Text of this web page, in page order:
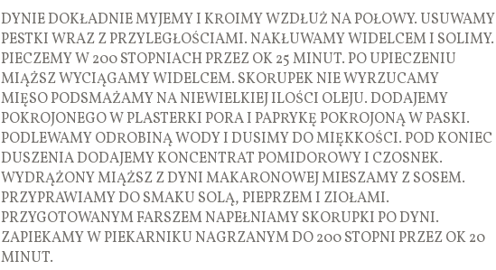
DYNIE DOKŁADNIE MYJEMY I KROIMY WZDŁUŻ NA POŁOWY. USUWAMY
PESTKI WRAZ Z PRZYLEGŁOŚCIAMI. NAKŁUWAMY WIDELCEM I SOLIMY.
PIECZEMY W 200 STOPNIACH PRZEZ OK 25 MINUT. PO UPIECZENIU
MIĄŻSZ WYCIĄGAMY WIDELCEM. SKORUPEK NIE WYRZUCAMY
MIĘSO PODSMAŻAMY NA NIEWIELKIEJ ILOŚCI OLEJU. DODAJEMY
POKROJONEGO W PLASTERKI PORA I PAPRYKĘ POKROJONĄ W PASKI.
PODLEWAMY ODROBINĄ WODY I DUSIMY DO MIĘKKOŚCI. POD KONIEC
DUSZENIA DODAJEMY KONCENTRAT POMIDOROWY I CZOSNEK.
WYDRĄŻONY MIĄŻSZ Z DYNI MAKARONOWEJ MIESZAMY Z SOSEM.
PRZYPRAWIAMY DO SMAKU SOLĄ, PIEPRZEM I ZIOŁAMI.
PRZYGOTOWANYM FARSZEM NAPEŁNIAMY SKORUPKI PO DYNI.
ZAPIEKAMY W PIEKARNIKU NAGRZANYM DO 200 STOPNI PRZEZ OK 20
MINUT.